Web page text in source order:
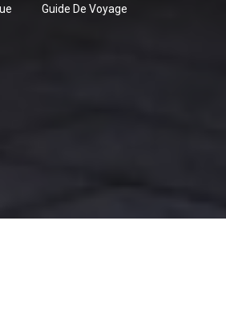
Guide De Voyage